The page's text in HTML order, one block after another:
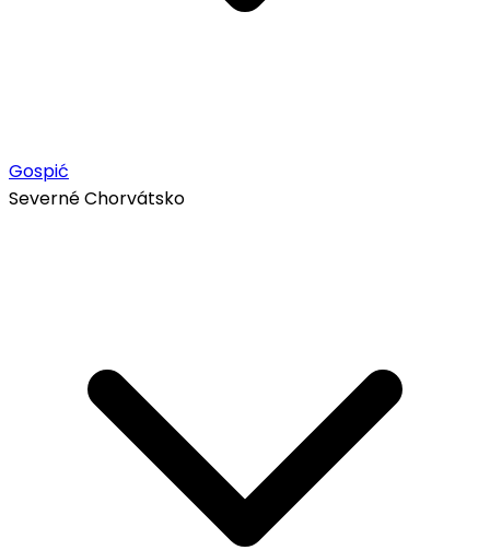
Gospić
Severné Chorvátsko